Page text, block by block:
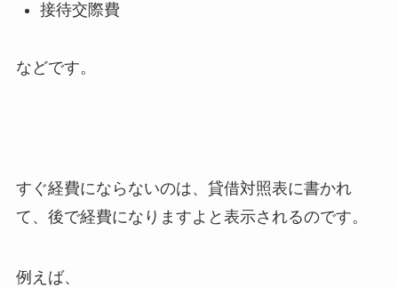
接待交際費
などです。
すぐ経費にならないのは、貸借対照表に書かれ
て、後で経費になりますよと表示されるのです。
例えば、